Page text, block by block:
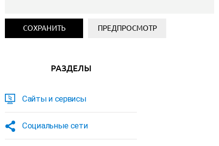
РАЗДЕЛЫ
Сайты и сервисы
Социальные сети